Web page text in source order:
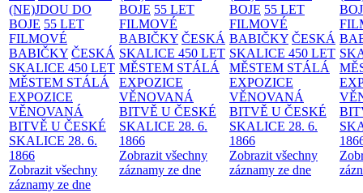
(NE)JDOU DO
BOJE 55 LET
FILMOVÉ
BABIČKY ČESKÁ
SKALICE 450 LET
MĚSTEM STÁLÁ
EXPOZICE
VĚNOVANÁ
BITVĚ U ČESKÉ
SKALICE 28. 6.
1866
Zobrazit všechny
záznamy ze dne
BOJE 55 LET
FILMOVÉ
BABIČKY ČESKÁ
SKALICE 450 LET
MĚSTEM STÁLÁ
EXPOZICE
VĚNOVANÁ
BITVĚ U ČESKÉ
SKALICE 28. 6.
1866
Zobrazit všechny
záznamy ze dne
BOJE 55 LET
FILMOVÉ
BABIČKY ČESKÁ
SKALICE 450 LET
MĚSTEM STÁLÁ
EXPOZICE
VĚNOVANÁ
BITVĚ U ČESKÉ
SKALICE 28. 6.
1866
Zobrazit všechny
záznamy ze dne